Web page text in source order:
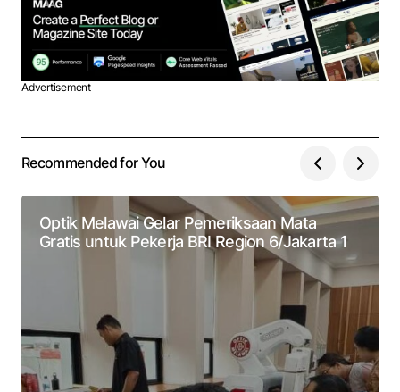
Advertisement
Recommended for You
Optik Melawai Gelar Pemeriksaan Mata
Gratis untuk Pekerja BRI Region 6/Jakarta 1